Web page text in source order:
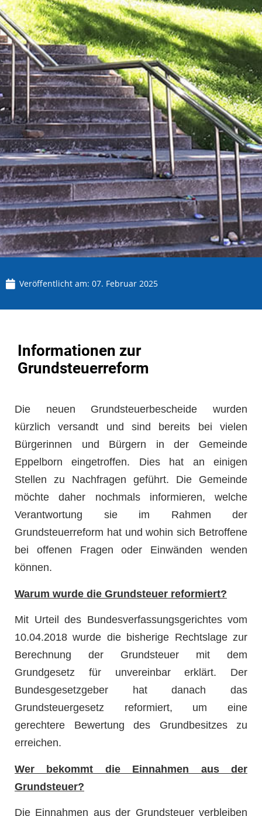
Veröffentlicht am: 07. Februar 2025
Informationen zur
Grundsteuerreform
Die neuen Grundsteuerbescheide wurden
kürzlich versandt und sind bereits bei vielen
Bürgerinnen und Bürgern in der Gemeinde
Eppelborn eingetroffen. Dies hat an einigen
Stellen zu Nachfragen geführt. Die Gemeinde
möchte daher nochmals informieren, welche
Verantwortung sie im Rahmen der
Grundsteuerreform hat und wohin sich Betroffene
bei offenen Fragen oder Einwänden wenden
können.
Warum wurde die Grundsteuer reformiert?
Mit Urteil des Bundesverfassungsgerichtes vom
10.04.2018 wurde die bisherige Rechtslage zur
Berechnung der Grundsteuer mit dem
Grundgesetz für unvereinbar erklärt. Der
Bundesgesetzgeber hat danach das
Grundsteuergesetz reformiert, um eine
gerechtere Bewertung des Grundbesitzes zu
erreichen.
Wer bekommt die Einnahmen aus der
Grundsteuer?
Die Einnahmen aus der Grundsteuer verbleiben